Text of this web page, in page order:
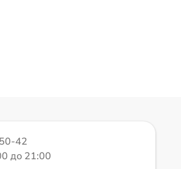
42
до 21:00